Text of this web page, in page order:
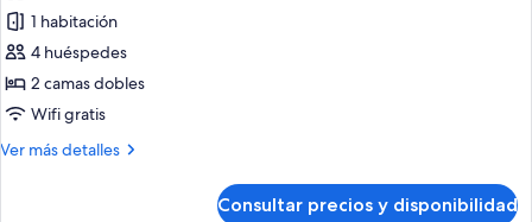
Adults
2
Children)
fotos
de
Suite
junior,
camas
1 habitación
4 huéspedes
2 camas dobles
Wifi gratis
Ver más detalles
Más
Consultar precios y disponibilidad